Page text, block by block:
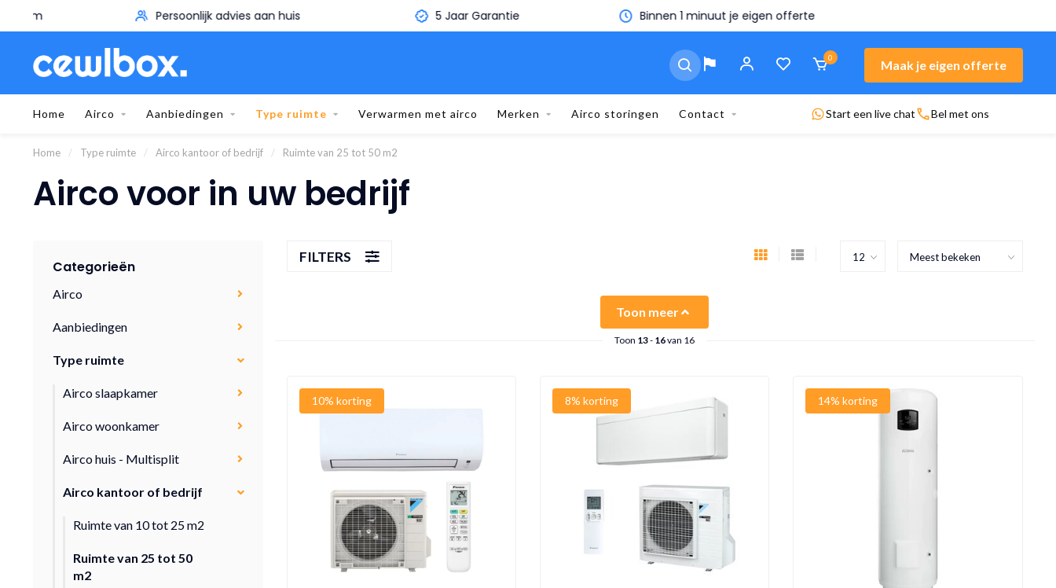
Persoonlijk advies aan huis 5 Jaar Garantie Binnen 1 minuut je eigen offerte
0 Maak je eigen offerte
Home Airco Aanbiedingen Type ruimte Verwarmen met airco Merken Airco storingen Contact Start een live chat Bel met ons
Home / Type ruimte / Airco kantoor of bedrijf / Ruimte van 25 tot 50 m2
Airco voor in uw bedrijf
Categorieën
Airco
Aanbiedingen
Type ruimte
Airco slaapkamer
Airco woonkamer
Airco huis - Multisplit
Airco kantoor of bedrijf
Ruimte van 10 tot 25 m2
Ruimte van 25 tot 50
m2
FILTERS
Toon meer
Toon 13- 16van 16
10% korting 8% korting 14% korting